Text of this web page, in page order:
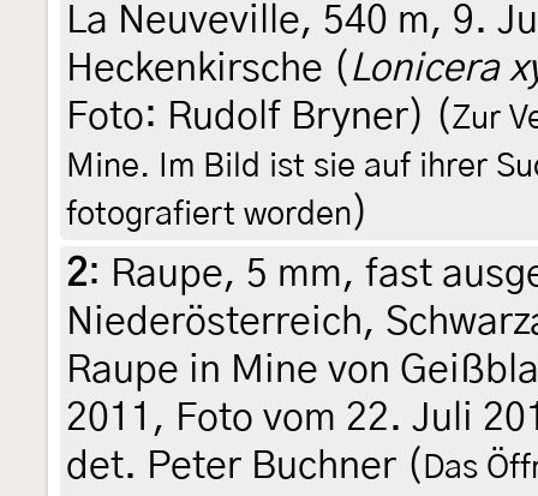
La Neuveville, 540 m, 9.
Heckenkirsche ( Lonicera
Foto: Rudolf Bryner) (Zur
Mine. Im Bild ist sie auf ihrer
fotografiert worden)
2: Raupe, 5 mm, fast
Niederösterreich,
Raupe in Mine von
2011, Foto vom 22. Juli
det. Peter Buchner ( Das